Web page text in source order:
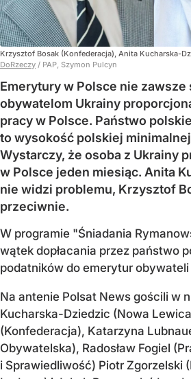
Krzysztof Bosak (Konfederacja), Anita Kucharska-
DoRzeczy / PAP, Szymon Pulcyn
Emerytury w Polsce nie zawsze
obywatelom Ukrainy
pracy w Polsce. Państwo polskie
to wysokość polskiej
Wystarczy, że osoba z Ukrainy
w Polsce jeden miesiąc. Anita
nie widzi problemu, Krzysztof
przeciwnie.
W programie "Śniadania
wątek dopłacania przez państwo
podatników do emerytur obywateli
Na antenie Polsat News gościli w
Kucharska-Dziedzic (Nowa
(Konfederacja), Katarzyna
Obywatelska), Radosław Fogiel
i Sprawiedliwość) Piotr Zgorzelski